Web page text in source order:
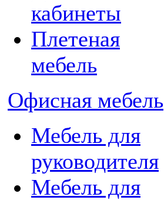
кабинеты
Плетеная
мебель
Офисная мебель
Мебель для
руководителя
Мебель для